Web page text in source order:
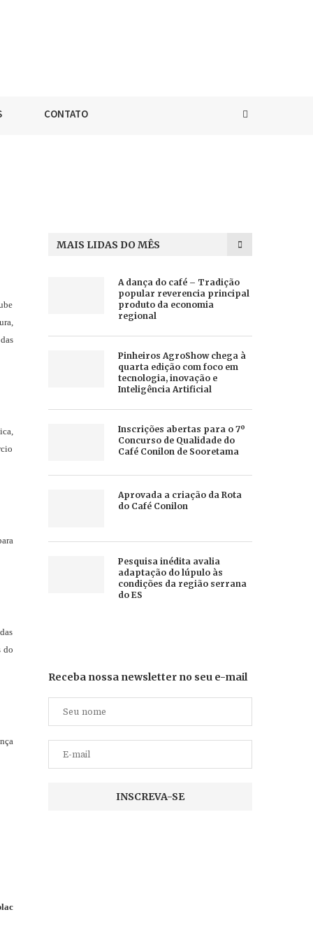
CONTATO
do
MAIS LIDAS DO MÊS
A dança do café – Tradição
popular reverencia principal
produto da economia
regional
Pinheiros AgroShow chega à
quarta edição com foco em
tecnologia, inovação e
Inteligência Artificial
Inscrições abertas para o 7º
Concurso de Qualidade do
Café Conilon de Sooretama
Aprovada a criação da Rota
do Café Conilon
Pesquisa inédita avalia
adaptação do lúpulo às
condições da região serrana
do ES
Receba nossa newsletter no seu e-mail